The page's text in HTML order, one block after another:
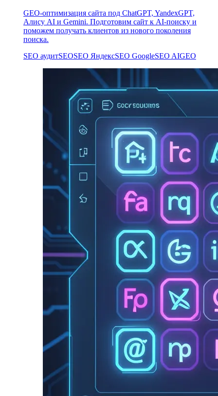
GEO-оптимизация сайта под ChatGPT, YandexGPT,
Алису AI и Gemini. Подготовим сайт к AI-поиску и
поможем получать клиентов из нового поколения
поиска.
SEO аудитSEOSEO ЯндексSEO GoogleSEO AIGEO